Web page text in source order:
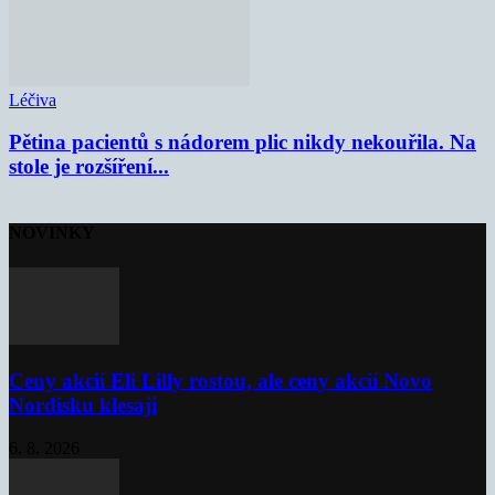
Léčiva
Pětina pacientů s nádorem plic nikdy nekouřila. Na
stole je rozšíření...
Ceny akcií Eli Lilly rostou, ale ceny akcií Novo
Nordisku klesají